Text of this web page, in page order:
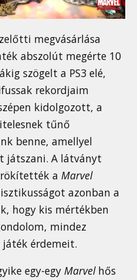
megvásárlása
abszolút megérte 10
szögelt a PS3 elé,
rekordjaim
kidolgozott, a
tűnő
benne, amellyel
játszani. A látványt
a Marvel
azonban a
hogy kis mértékben
mindez
játék érdemeit.
egy-egy Marvelhős